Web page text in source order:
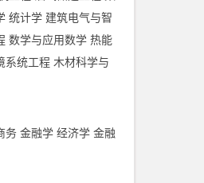
统计学 建筑电气与智
数学与应用数学 热能
系统工程 木材科学与
务 金融学 经济学 金融